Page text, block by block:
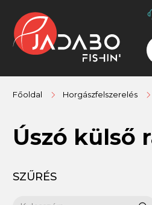
Főoldal Horgászfelszerelés
Úszó külső
SZŰRÉS